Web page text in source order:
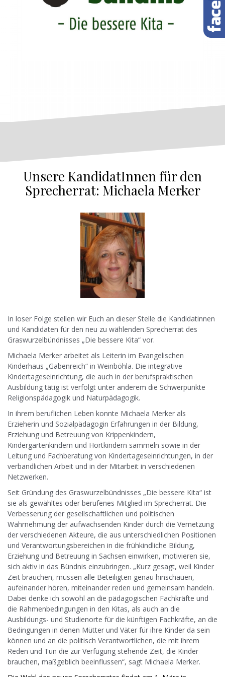
Unsere KandidatInnen für den
Sprecherrat: Michaela Merker
In loser Folge stellen wir Euch an dieser Stelle die Kandidatinnen
und Kandidaten für den neu zu wählenden Sprecherrat des
Graswurzelbündnisses „Die bessere Kita“ vor.
Michaela Merker arbeitet als Leiterin im Evangelischen
Kinderhaus „Gabenreich“ in Weinböhla. Die integrative
Kindertageseinrichtung, die auch in der berufspraktischen
Ausbildung tätig ist verfolgt unter anderem die Schwerpunkte
Religionspädagogik und Naturpädagogik.
In ihrem beruflichen Leben konnte Michaela Merker als
Erzieherin und Sozialpädagogin Erfahrungen in der Bildung,
Erziehung und Betreuung von Krippenkindern,
Kindergartenkindern und Hortkindern sammeln sowie in der
Leitung und Fachberatung von Kindertageseinrichtungen, in der
verbandlichen Arbeit und in der Mitarbeit in verschiedenen
Netzwerken.
Seit Gründung des Graswurzelbündnisses „Die bessere Kita“ ist
sie als gewähltes oder berufenes Mitglied im Sprecherrat. Die
Verbesserung der gesellschaftlichen und politischen
Wahrnehmung der aufwachsenden Kinder durch die Vernetzung
der verschiedenen Akteure, die aus unterschiedlichen Positionen
und Verantwortungsbereichen in die frühkindliche Bildung,
Erziehung und Betreuung in Sachsen einwirken, motivieren sie,
sich aktiv in das Bündnis einzubringen. „Kurz gesagt, weil Kinder
Zeit brauchen, müssen alle Beteiligten genau hinschauen,
aufeinander hören, miteinander reden und gemeinsam handeln.
Dabei denke ich sowohl an die pädagogischen Fachkräfte und
die Rahmenbedingungen in den Kitas, als auch an die
Ausbildungs- und Studienorte für die künftigen Fachkräfte, an die
Bedingungen in denen Mütter und Väter für ihre Kinder da sein
können und an die politisch Verantwortlichen, die mit ihrem
Reden und Tun die zur Verfügung stehende Zeit, die Kinder
brauchen, maßgeblich beeinflussen“, sagt Michaela Merker.